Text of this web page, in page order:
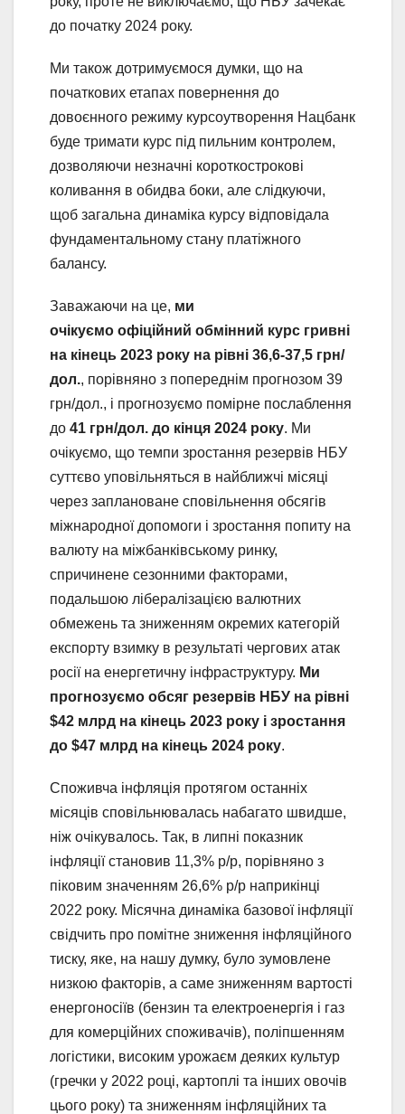
до початку 2024 року.
Ми також дотримуємося думки, що на
початкових етапах повернення до
довоєнного режиму курсоутворення Нацбанк
буде тримати курс під пильним контролем,
дозволяючи незначні короткострокові
коливання в обидва боки, але слідкуючи,
щоб загальна динаміка курсу відповідала
фундаментальному стану платіжного
балансу.
Заважаючи на це, ми
очікуємо офіційний обмінний курс гривні
на кінець 2023 року на рівні 36,6-37,5 грн/
дол., порівняно з попереднім прогнозом 39
грн/дол., і прогнозуємо помірне послаблення
до 41 грн/дол. до кінця 2024 року. Ми
очікуємо, що темпи зростання резервів НБУ
суттєво уповільняться в найближчі місяці
через заплановане сповільнення обсягів
міжнародної допомоги і зростання попиту на
валюту на міжбанківському ринку,
спричинене сезонними факторами,
подальшою лібералізацією валютних
обмежень та зниженням окремих категорій
експорту взимку в результаті чергових атак
росії на енергетичну інфраструктуру. Ми
прогнозуємо обсяг резервів НБУ на рівні
$42 млрд на кінець 2023 року і зростання
до $47 млрд на кінець 2024 року.
Споживча інфляція протягом останніх
місяців сповільнювалась набагато швидше,
ніж очікувалось. Так, в липні показник
інфляції становив 11,3% р/р, порівняно з
піковим значенням 26,6% р/р наприкінці
2022 року. Місячна динаміка базової інфляції
свідчить про помітне зниження інфляційного
тиску, яке, на нашу думку, було зумовлене
низкою факторів, а саме зниженням вартості
енергоносіїв (бензин та електроенергія і газ
для комерційних споживачів), поліпшенням
логістики, високим урожаєм деяких культур
(гречки у 2022 році, картоплі та інших овочів
цього року) та зниженням інфляційних та